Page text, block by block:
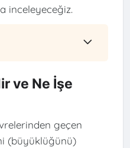
inceleyeceğiz.
ve Ne İşe
geçen
(büyüklüğünü)